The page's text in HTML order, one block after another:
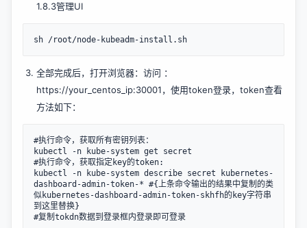
1.8.3管理UI
全部完成后，打开浏览器：访问 ：
https://your_centos_ip:30001，使用token登录，token查看
方法如下：
#执行命令，获取所有密钥列表：
kubectl -n kube-system get secret
#执行命令，获取指定key的token:
kubectl -n kube-system describe secret kubernetes-
dashboard-admin-token-* #{上条命令输出的结果中复制的类
似kubernetes-dashboard-admin-token-skhfh的key字符串
到这里替换}